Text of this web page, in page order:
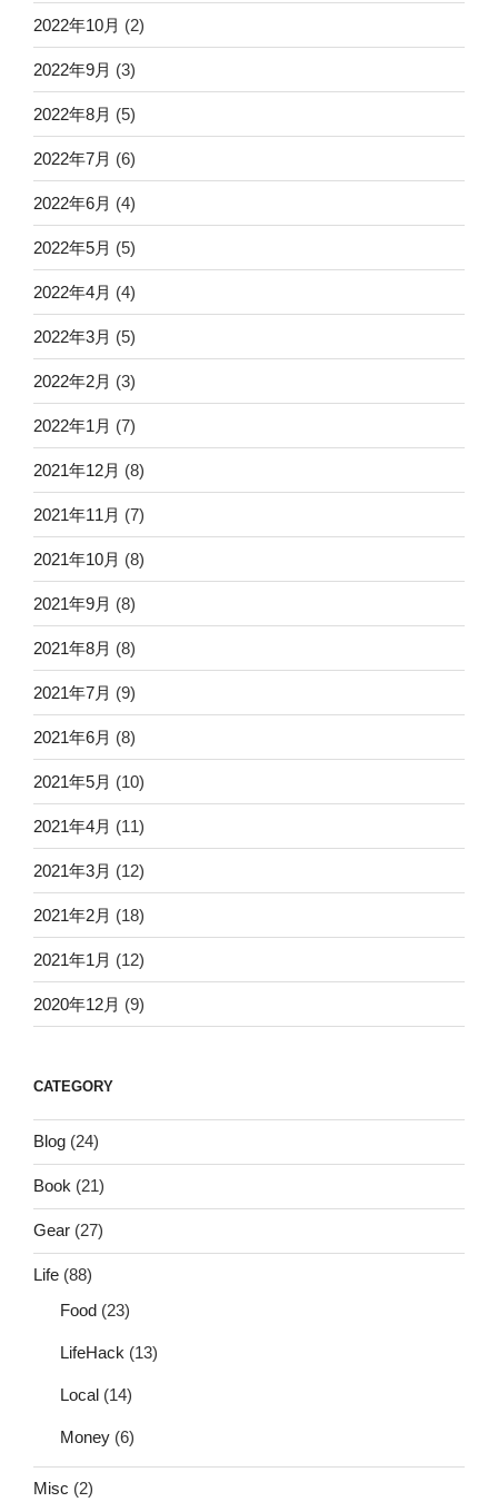
2022年10月 (2)
2022年9月 (3)
2022年8月 (5)
2022年7月 (6)
2022年6月 (4)
2022年5月 (5)
2022年4月 (4)
2022年3月 (5)
2022年2月 (3)
2022年1月 (7)
2021年12月 (8)
2021年11月 (7)
2021年10月 (8)
2021年9月 (8)
2021年8月 (8)
2021年7月 (9)
2021年6月 (8)
2021年5月 (10)
2021年4月 (11)
2021年3月 (12)
2021年2月 (18)
2021年1月 (12)
2020年12月 (9)
CATEGORY
Blog (24)
Book (21)
Gear (27)
Life (88)
Food (23)
LifeHack (13)
Local (14)
Money (6)
Misc (2)